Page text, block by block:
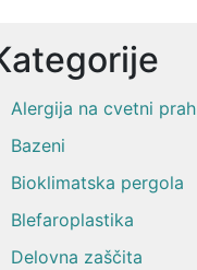
Alergija na cvetni prah
Bazeni
Bioklimatska pergola
Blefaroplastika
Delovna zaščita